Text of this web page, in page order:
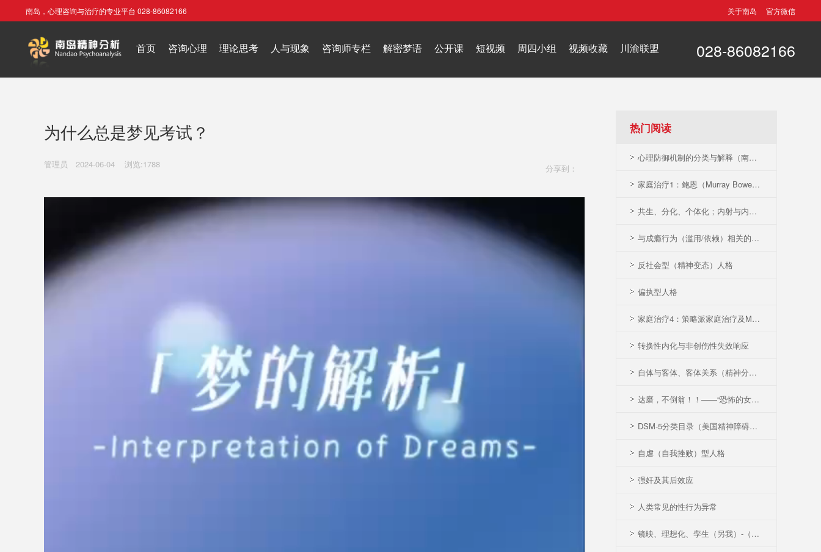
南岛，心理咨询与治疗的专业平台 028-86082166 官方微信
关于南岛
首页 咨询心理 理论思考 人与现象 咨询师专栏 解密梦语 公开课 短视频 周四小组 视频收藏 川渝联盟 028-86082166
为什么总是梦见考试？
管理员 2024-06-04 浏览:1788 分享到：
热门阅读
心理防御机制的分类与解释（南岛修订版）
家庭治疗1：鲍恩（Murray Bowen）系统家庭治
共生、分化、个体化；内射与内化（精神分析
与成瘾行为（滥用/依赖）相关的精神活性药物
反社会型（精神变态）人格
偏执型人格
家庭治疗4：策略派家庭治疗及MRI模型
转换性内化与非创伤性失效响应
自体与客体、客体关系（精神分析概念）
达磨，不倒翁！！——“恐怖的女人畸形秀”
DSM-5分类目录（美国精神障碍诊断与统计手册
自虐（自我挫败）型人格
强奸及其后效应
人类常见的性行为异常
镜映、理想化、孪生（另我）-（精神分析概念